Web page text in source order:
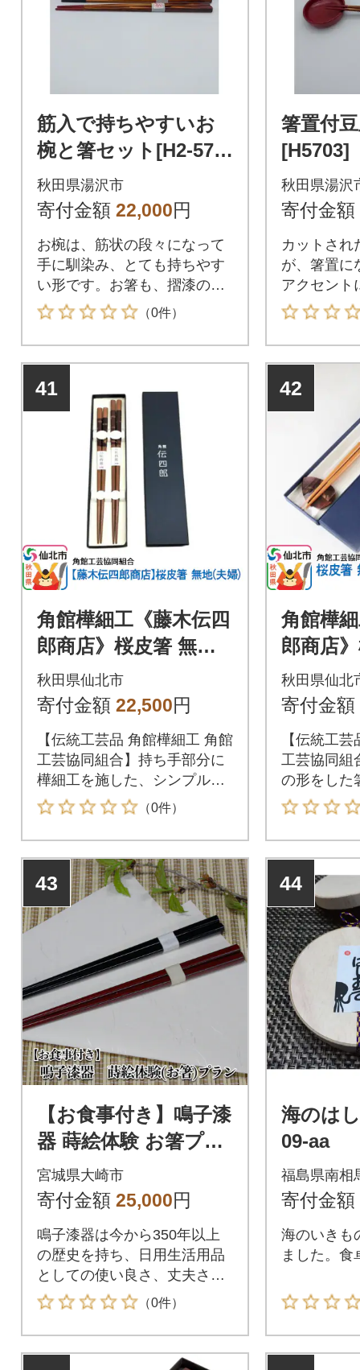
筋入で持ちやすいお
椀と箸セット[H2-570
1]
秋田県湯沢市
寄付金額 22,000円
お椀は、筋状の段々になって
手に馴染み、とても持ちやす
い形です。お箸も、摺漆の先
乾漆になっているので、掴み
やすくなっています。
（0件）
箸置付
[H5703]
秋田県湯沢
寄付金額
カットされ
が、箸置に
アクセント
す。お箸も
なっている
なっていま
41
角館樺細工《藤木伝四
郎商店》桜皮箸 無地
(夫婦)|02_kdk-340101
秋田県仙北市
寄付金額 22,500円
【伝統工芸品 角館樺細工 角館
工芸協同組合】持ち手部分に
樺細工を施した、シンプルな
がらも品のあるペア箸。夫婦
箸は先端に滑り止め加工をし
ています。藤木伝四郎商店
は、1851年に創業。初代伝四
郎の「品を磨き、信頼を磨
く」という精神は、現在まで
脈々と受け継がれています。
一つずつ丁寧に、品をつくり
上げることが信頼に繋がる事
を信じて、次世代に継承して
参ります。
（0件）
42
角館樺
郎商店
地・葉
2_kdk-
秋田県仙北
寄付金額
【伝統工
工芸協同組
の形をした
す。「葉枝
は箸の他に
ーク、菓子
カトラリー
た茶さじと
だけます
ト■ 秋田県
43
【お食事付き】鳴子漆
器 蒔絵体験 お箸プラ
ン 1名様分 漆器 蒔絵
体験 日用品 地元食材
宮城県大崎市
寄付金額 25,000円
鳴子漆器は今から350年以上
の歴史を持ち、日用生活用品
としての使い良さ、丈夫さに
人気があります。漆塗のお箸
に金粉で絵付けができる「お
箸コース」となります。ま
た、乾燥中は鳴子漆器でいた
（0件）
44
海のは
09-aa
福島県南相
寄付金額
海のいきも
ました。食